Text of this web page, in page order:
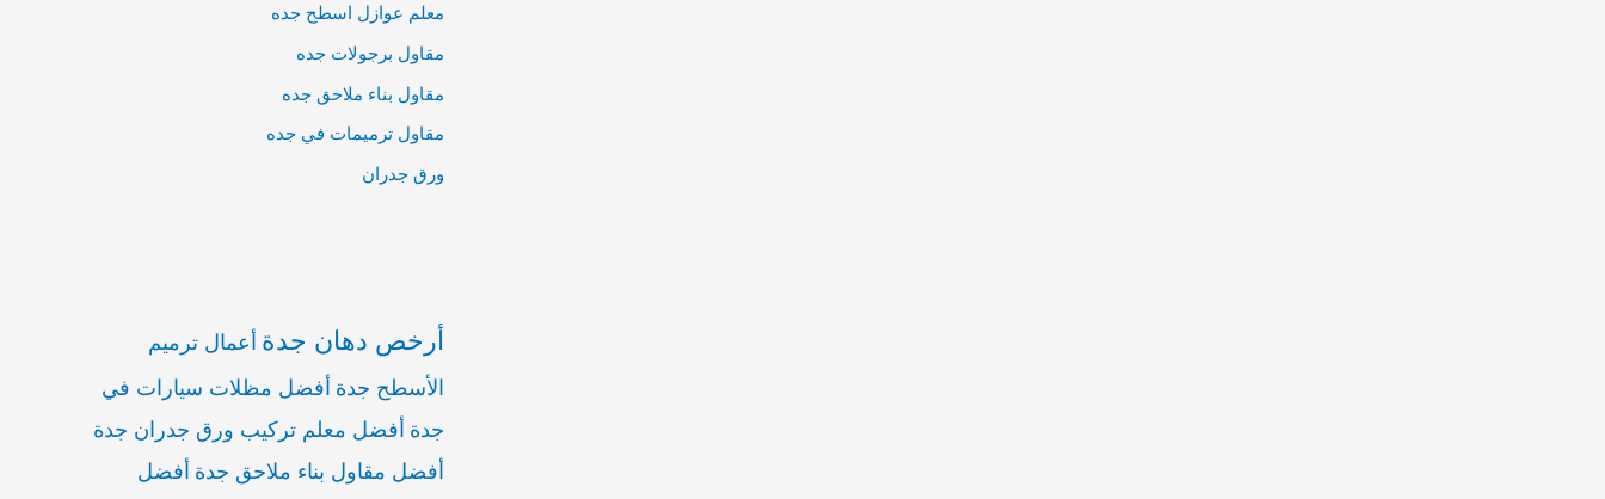
معلم عوازل اسطح جده
مقاول برجولات جده
مقاول بناء ملاحق جده
مقاول ترميمات في جده
ورق جدران
أرخص دهان جدة أعمال ترميم
الأسطح جدة أفضل مظلات سيارات في
جدة أفضل معلم تركيب ورق جدران جدة
أفضل مقاول بناء ملاحق جدة أفضل